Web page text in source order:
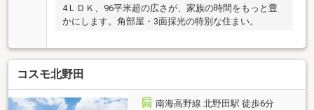
4ＬＤＫ、96平米超の広さが、家族の時間をもっと豊
かにします。角部屋・3面採光の特別な住まい。
コスモ北野田
南海高野線 北野田駅 徒歩6分